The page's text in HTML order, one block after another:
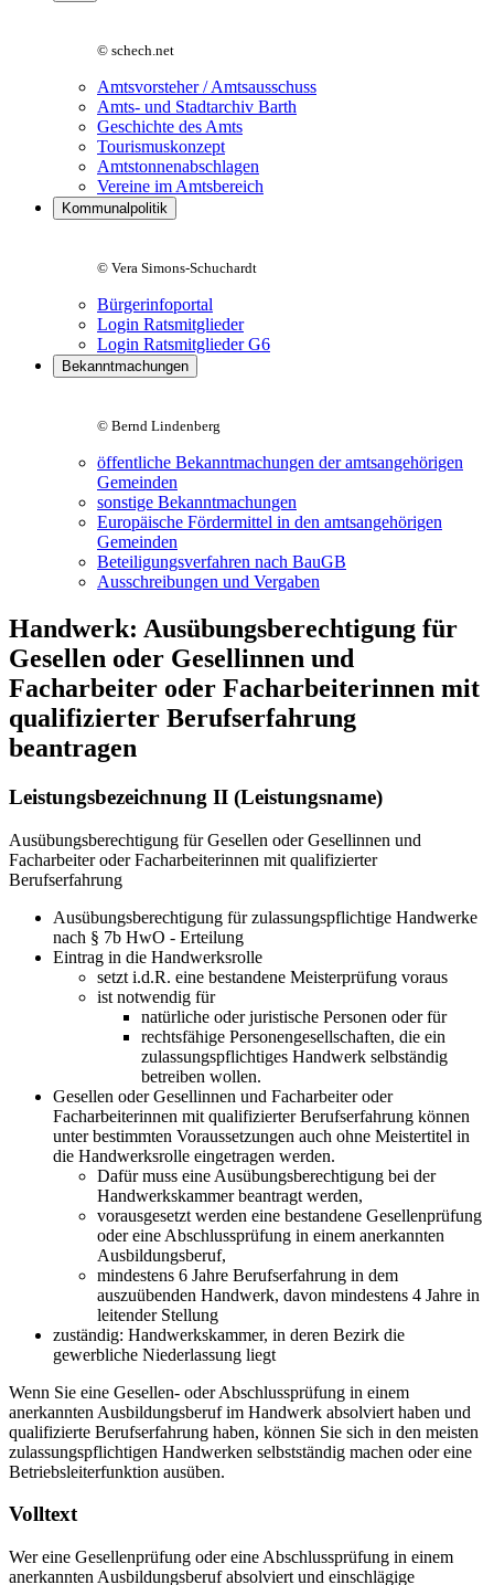
© schech.net
Amtsvorsteher / Amtsausschuss
Amts- und Stadtarchiv Barth
Geschichte des Amts
Tourismuskonzept
Amtstonnenabschlagen
Vereine im Amtsbereich
Kommunalpolitik
© Vera Simons-Schuchardt
Bürgerinfoportal
Login Ratsmitglieder
Login Ratsmitglieder G6
Bekanntmachungen
© Bernd Lindenberg
öffentliche Bekanntmachungen der amtsangehörigen
Gemeinden
sonstige Bekanntmachungen
Europäische Fördermittel in den amtsangehörigen
Gemeinden
Beteiligungsverfahren nach BauGB
Ausschreibungen und Vergaben
Handwerk: Ausübungsberechtigung für
Gesellen oder Gesellinnen und
Facharbeiter oder Facharbeiterinnen mit
qualifizierter Berufserfahrung
beantragen
Leistungsbezeichnung II (Leistungsname)
Ausübungsberechtigung für Gesellen oder Gesellinnen und
Facharbeiter oder Facharbeiterinnen mit qualifizierter
Berufserfahrung
Ausübungsberechtigung für zulassungspflichtige Handwerke
nach § 7b HwO - Erteilung
Eintrag in die Handwerksrolle
setzt i.d.R. eine bestandene Meisterprüfung voraus
ist notwendig für
natürliche oder juristische Personen oder für
rechtsfähige Personengesellschaften, die ein
zulassungspflichtiges Handwerk selbständig
betreiben wollen.
Gesellen oder Gesellinnen und Facharbeiter oder
Facharbeiterinnen mit qualifizierter Berufserfahrung können
unter bestimmten Voraussetzungen auch ohne Meistertitel in
die Handwerksrolle eingetragen werden.
Dafür muss eine Ausübungsberechtigung bei der
Handwerkskammer beantragt werden,
vorausgesetzt werden eine bestandene Gesellenprüfung
oder eine Abschlussprüfung in einem anerkannten
Ausbildungsberuf,
mindestens 6 Jahre Berufserfahrung in dem
auszuübenden Handwerk, davon mindestens 4 Jahre in
leitender Stellung
zuständig: Handwerkskammer, in deren Bezirk die
gewerbliche Niederlassung liegt
Wenn Sie eine Gesellen- oder Abschlussprüfung in einem
anerkannten Ausbildungsberuf im Handwerk absolviert haben und
qualifizierte Berufserfahrung haben, können Sie sich in den meisten
zulassungspflichtigen Handwerken selbstständig machen oder eine
Betriebsleiterfunktion ausüben.
Volltext
Wer eine Gesellenprüfung oder eine Abschlussprüfung in einem
anerkannten Ausbildungsberuf absolviert und einschlägige